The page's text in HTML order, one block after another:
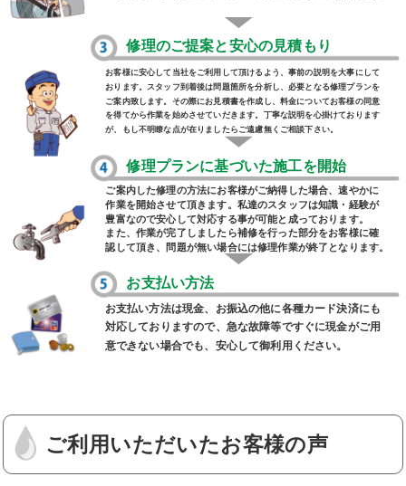
お客様に安心して当社をご利用して頂けるよう、事前の説明を大事にして
おります。スタッフ到着後は問題箇所を分析し、必要となる修理プランを
ご案内致します。その際にお見積書を作成し、料金についてお客様の同意
を得てから作業を始めさせていだきます。丁寧な説明を心掛けております
が、もし不明瞭な点が在りましたらご遠慮無くご相談下さい。
ご案内した修理の方法にお客様がご納得した場合、速やかに
作業を開始させて頂きます。私達のスタッフは知識・経験が
豊富なので安心して対応する事が可能と成っております。
また、作業が完了しましたら補修を行った部分をお客様に確
認して頂き、問題が無い場合には修理作業が終了となります。
お支払い方法は現金、お振込の他に各種カード決済にも
対応しておりますので、急な故障等ですぐに現金がご用
意できない場合でも、安心して御利用ください。
。
修理のご提案と安心の見積もり
修理プランに基づいた施工を開始
お支払い方法
ご利用いただいたお客様の声